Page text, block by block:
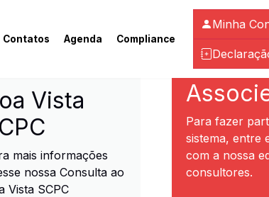
Contatos Agenda Compliance
Minha
de Ribeirão
Vista
mais informações
nossa Consulta ao
Vista SCPC
Para fazer
sistema, entre
com a nossa
consultores.